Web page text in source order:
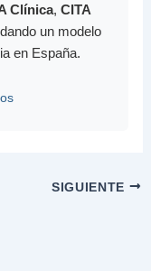
Clínica, CITA
un modelo
en España.
SIGUIENTE